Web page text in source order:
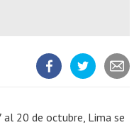
al 20 de octubre, Lima se